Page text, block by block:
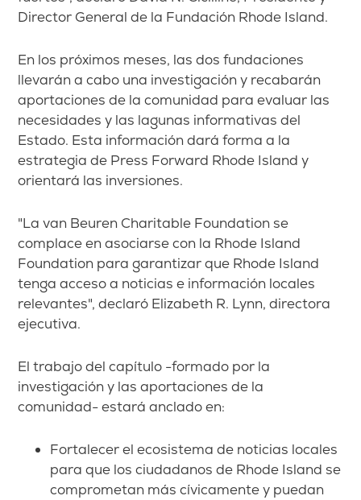
Director General de la Fundación Rhode Island.
En los próximos meses, las dos fundaciones
llevarán a cabo una investigación y recabarán
aportaciones de la comunidad para evaluar las
necesidades y las lagunas informativas del
Estado. Esta información dará forma a la
estrategia de Press Forward Rhode Island y
orientará las inversiones.
"La van Beuren Charitable Foundation se
complace en asociarse con la Rhode Island
Foundation para garantizar que Rhode Island
tenga acceso a noticias e información locales
relevantes", declaró Elizabeth R. Lynn, directora
ejecutiva.
El trabajo del capítulo -formado por la
investigación y las aportaciones de la
comunidad- estará anclado en:
Fortalecer el ecosistema de noticias locales
para que los ciudadanos de Rhode Island se
comprometan más cívicamente y puedan